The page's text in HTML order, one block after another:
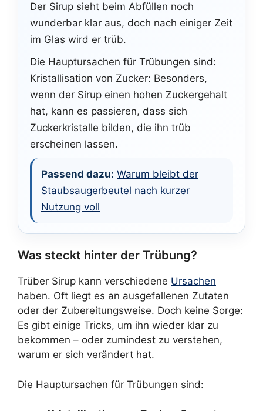
Der Sirup sieht beim Abfüllen noch
wunderbar klar aus, doch nach einiger Zeit
im Glas wird er trüb.
Die Hauptursachen für Trübungen sind:
Kristallisation von Zucker: Besonders,
wenn der Sirup einen hohen Zuckergehalt
hat, kann es passieren, dass sich
Zuckerkristalle bilden, die ihn trüb
erscheinen lassen.
Passend dazu: Warum bleibt der
Staubsaugerbeutel nach kurzer
Nutzung voll
Was steckt hinter der Trübung?
Trüber Sirup kann verschiedene Ursachen
haben. Oft liegt es an ausgefallenen Zutaten
oder der Zubereitungsweise. Doch keine Sorge:
Es gibt einige Tricks, um ihn wieder klar zu
bekommen – oder zumindest zu verstehen,
warum er sich verändert hat.
Die Hauptursachen für Trübungen sind: